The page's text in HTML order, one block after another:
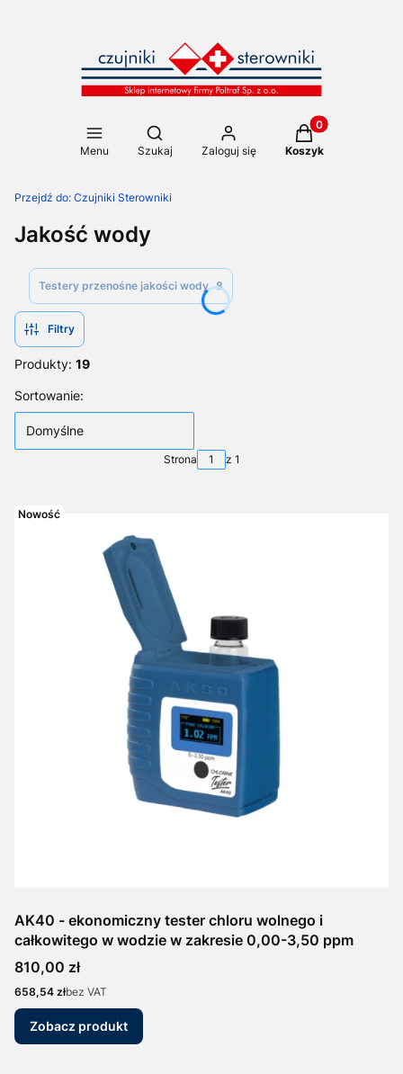
Menu
Otwórz wyszukiwarkę
Szukaj Zaloguj się
Produkty w
Koszyk
Przejdź do: Czujniki Sterowniki
Jakość wody
Testery przenośne jakości wody 8
Filtry
Produkty: 19
Lista produktów
Sortowanie:
Domyślne
Strona z 1
Nowość
AK40 - ekonomiczny tester chloru wolnego i
całkowitego w wodzie w zakresie 0,00-3,50 ppm
Cena
810,00 zł
Cena
658,54 złbez VAT
Zobacz produkt